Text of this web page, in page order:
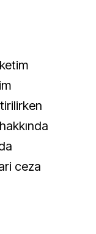
ceza